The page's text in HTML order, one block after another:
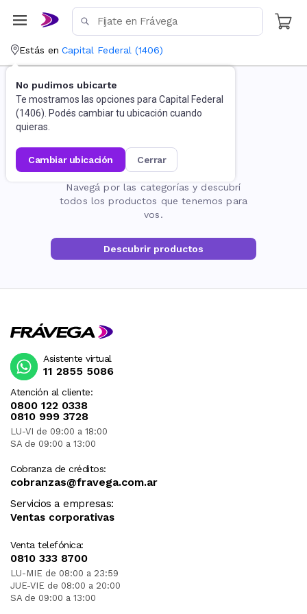
Estás en Capital Federal (1406)
No pudimos ubicarte
Te mostramos las opciones para Capital Federal
(1406). Podés cambiar tu ubicación cuando
quieras.
cambiar ubicación cerrar
La página no existe
Navegá por las categorías y descubrí
todos los productos que tenemos para
vos.
Descubrir productos
Atención al cliente:
0800 122 0338
0810 999 3728
LU-VI de 09:00 a 18:00
SA de 09:00 a 13:00
Cobranza de créditos:
cobranzas@fravega.com.ar
Servicios a empresas:
Ventas corporativas
Venta telefónica:
0810 333 8700
LU-MIE de 08:00 a 23:59
JUE-VIE de 08:00 a 20:00
SA de 09:00 a 13:00
Asistente virtual
11 2855 5086